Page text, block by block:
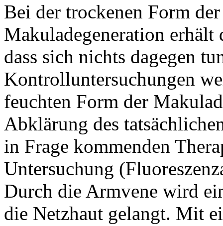
Bei der trockenen Form
Makuladegeneration
dass sich nichts dagegen
Kontrolluntersuchungen
feuchten Form der
Abklärung des
in Frage kommenden
Untersuchung
Durch die Armvene wird
die Netzhaut gelangt. Mit